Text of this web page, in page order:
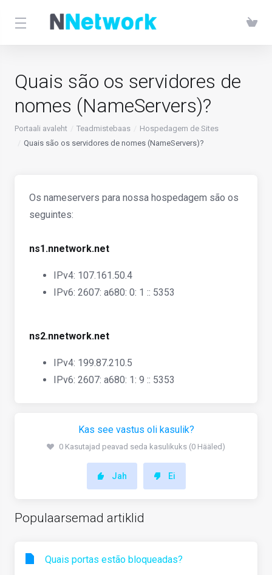
Quais são os servidores de
nomes (NameServers)?
Portaali avaleht Teadmistebaas
Hospedagem de Sites
Quais são os servidores de nomes (NameServers)?
Os nameservers para nossa hospedagem são os
seguintes:
ns1.nnetwork.net
IPv4: 107.161.50.4
IPv6: 2607: a680: 0: 1 :: 5353
ns2.nnetwork.net
IPv4: 199.87.210.5
IPv6: 2607: a680: 1: 9 :: 5353
Kas see vastus oli kasulik?
0 Kasutajad peavad seda kasulikuks (0 Hääled)
Jah Ei
Populaarsemad artiklid
Quais portas estão bloqueadas?